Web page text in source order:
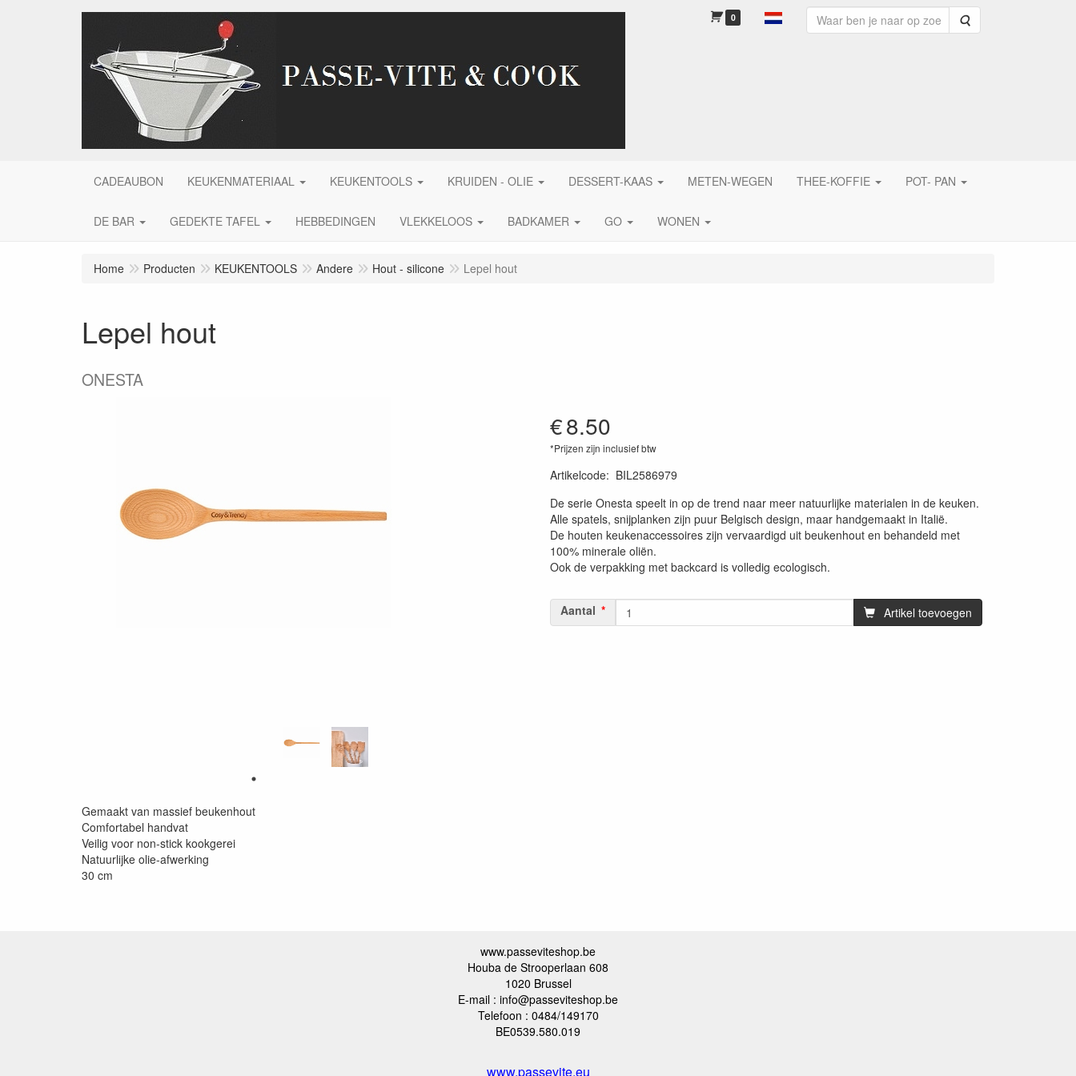
0 Zoeken
CADEAUBON KEUKENMATERIAAL KEUKENTOOLS KRUIDEN - OLIE DESSERT-KAAS METEN-WEGEN THEE-KOFFIE POT- PAN
DE BAR GEDEKTE TAFEL HEBBEDINGEN VLEKKELOOS BADKAMER GO WONEN
Home Producten KEUKENTOOLS Andere Hout - silicone Lepel hout
Lepel hout
ONESTA
€8.50
*Prijzen zijn inclusief btw
Artikelcode: BIL2586979
De serie Onesta speelt in op de trend naar meer natuurlijke materialen in de keuken.
Alle spatels, snijplanken zijn puur Belgisch design, maar handgemaakt in Italië.
De houten keukenaccessoires zijn vervaardigd uit beukenhout en behandeld met
100% minerale oliën.
Ook de verpakking met backcard is volledig ecologisch.
Aantal Artikel toevoegen
Gemaakt van massief beukenhout
Comfortabel handvat
Veilig voor non-stick kookgerei
Natuurlijke olie-afwerking
30 cm
www.passeviteshop.be
Houba de Strooperlaan 608
1020 Brussel
E-mail : info@passeviteshop.be
Telefoon : 0484/149170
BE0539.580.019
www.passevite.eu